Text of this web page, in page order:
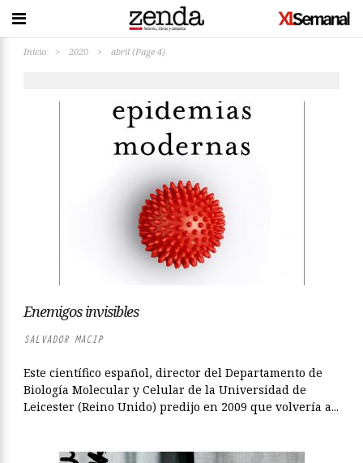
Inicio > 2020 > abril (Page 4)
Enemigos invisibles
SALVADOR MACIP
Este científico español, director del Departamento de
Biología Molecular y Celular de la Universidad de
Leicester (Reino Unido) predijo en 2009 que volvería a...